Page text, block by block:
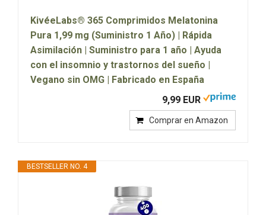
KivéeLabs® 365 Comprimidos Melatonina
Pura 1,99 mg (Suministro 1 Año) | Rápida
Asimilación | Suministro para 1 año | Ayuda
con el insomnio y trastornos del sueño |
Vegano sin OMG | Fabricado en España
9,99 EUR
Comprar en Amazon
BESTSELLER NO. 4